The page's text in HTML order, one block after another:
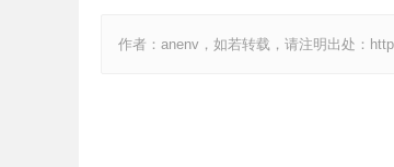
作者：anenv，如若转载，请注明出处：